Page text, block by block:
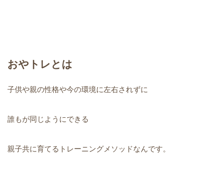
おやトレとは
子供や親の性格や今の環境に左右されずに
誰もが同じようにできる
親子共に育てるトレーニングメソッドなんです。